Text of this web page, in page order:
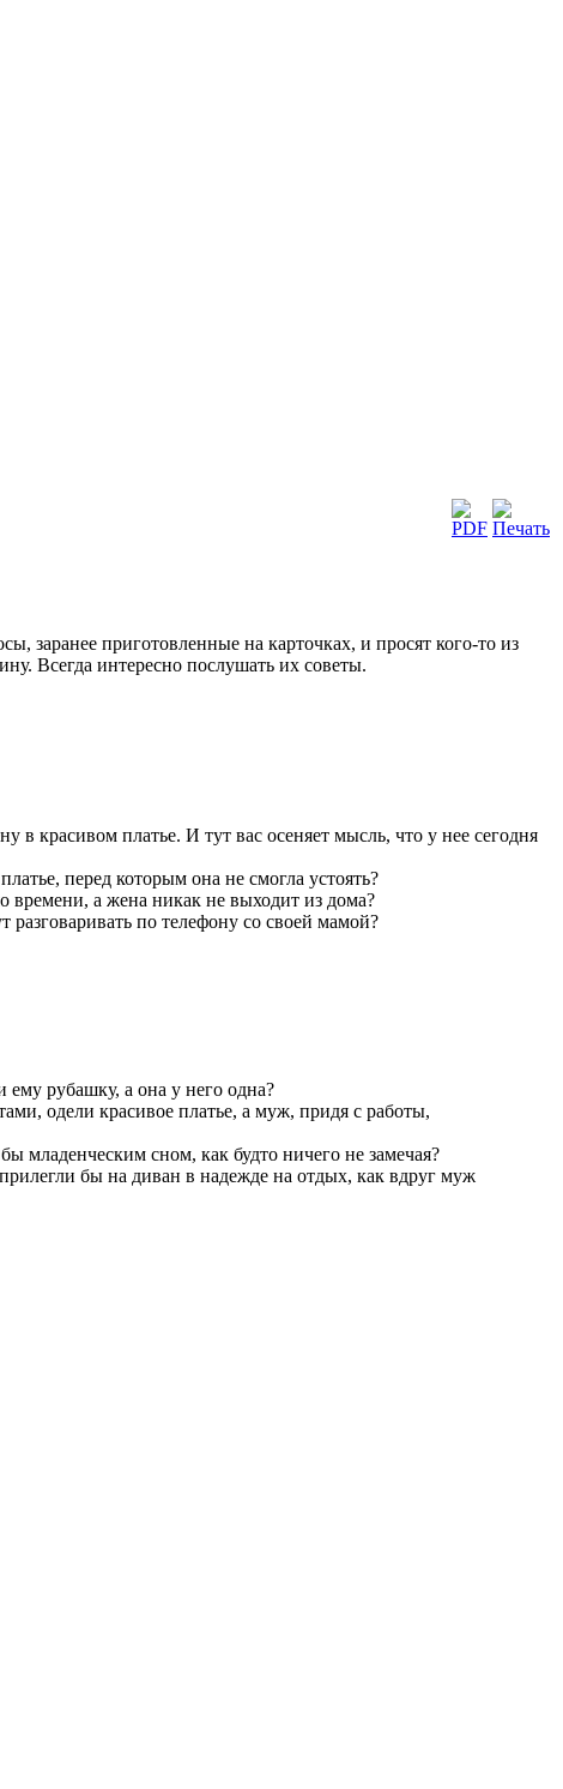
заранее приготовленные на карточках, и просят кого-то из
Всегда интересно послушать их советы.
красивом платье. И тут вас осеняет мысль, что у нее сегодня
перед которым она не смогла устоять?
времени, а жена никак не выходит из дома?
по телефону со своей мамой?
ему рубашку, а она у него одна?
одели красивое платье, а муж, придя с работы,
младенческим сном, как будто ничего не замечая?
бы на диван в надежде на отдых, как вдруг муж